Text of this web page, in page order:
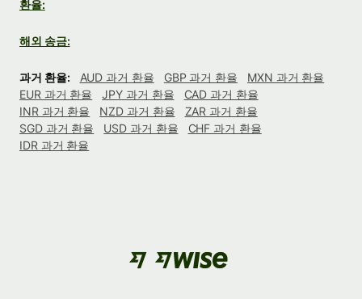
환율:
해외 송금:
과거 환율: AUD 과거 환율 GBP 과거 환율
MXN 과거 환율
EUR 과거 환율
JPY 과거 환율
CAD 과거 환율
INR 과거 환율
NZD 과거 환율
ZAR 과거 환율
SGD 과거 환율
USD 과거 환율
CHF 과거 환율
IDR 과거 환율